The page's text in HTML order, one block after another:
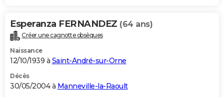
Esperanza FERNANDEZ (64 ans)
Créer une cagnotte obsèques
Naissance
12/10/1939 à Saint-André-sur-Orne
Décès
30/05/2004 à Manneville-la-Raoult